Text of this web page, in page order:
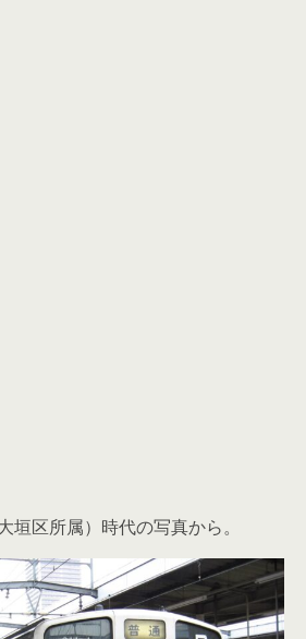
垣区所属）時代の写真から。